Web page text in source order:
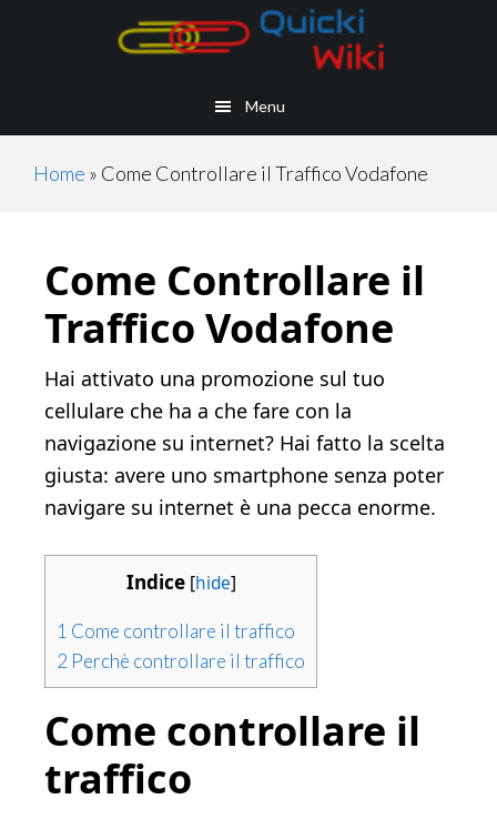
Menu
Home » Come Controllare il Traffico Vodafone
Come Controllare il
Traffico Vodafone
Hai attivato una promozione sul tuo
cellulare che ha a che fare con la
navigazione su internet? Hai fatto la scelta
giusta: avere uno smartphone senza poter
navigare su internet è una pecca enorme.
Indice [hide]
1 Come controllare il traffico
2 Perchè controllare il traffico
Come controllare il
traffico